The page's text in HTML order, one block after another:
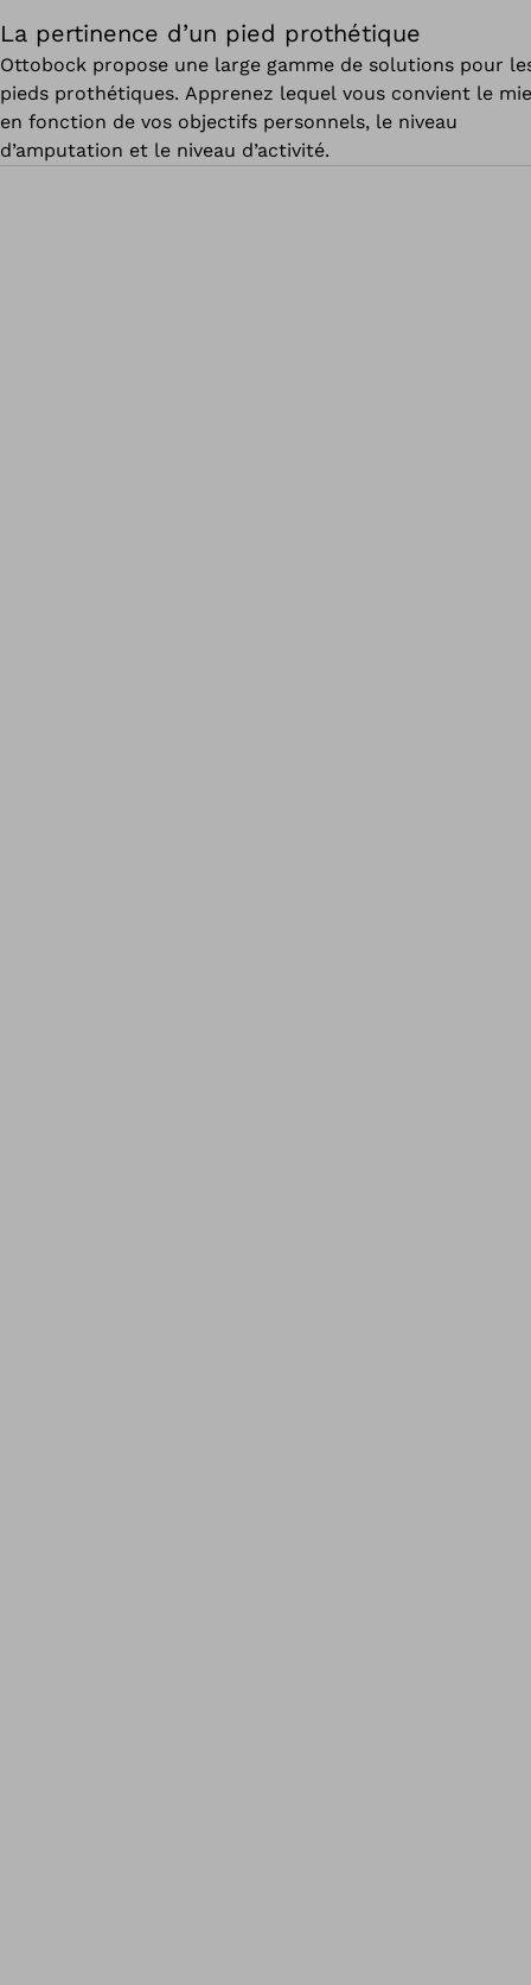
La pertinence d’un pied prothétique
Ottobock propose une large gamme de solutions pour
pieds prothétiques. Apprenez lequel vous convient le
en fonction de vos objectifs personnels, le niveau
d’amputation et le niveau d’activité.